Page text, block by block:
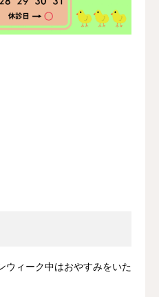
ウィーク中はおやすみをいた